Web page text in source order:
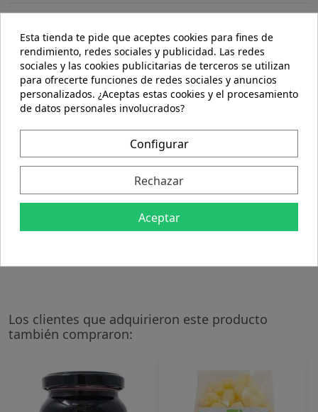
Composición:
Harina de guisantes* (51%), harina de maíz* (48%), sal.
(*)= de agricultura ecológica. + Puede contener soja,
cereales que contienen gluten, sésamo y mostaza.
Indicaciones:
Snack crujiente rico en proteínas y sin aceite ni azúcar
añadido. Alimento vegano.
Conservar en lugar fresco y seco.
Contraindicaciones:
Los clientes que adquirieron este producto
también compraron:
Esta tienda te pide que aceptes cookies para fines de
rendimiento, redes sociales y publicidad. Las redes
sociales y las cookies publicitarias de terceros se utilizan
para ofrecerte funciones de redes sociales y anuncios
personalizados. ¿Aceptas estas cookies y el procesamiento
de datos personales involucrados?
Configurar
Rechazar
Aceptar